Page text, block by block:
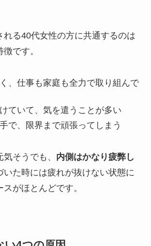
れる40代女性の方に共通するのは
です。
、仕事も家庭も全力で取り組んで
ていて、気を遣うことが多い
で、限界まで頑張ってしまう
そうでも、 内側はかなり疲弊し
いた時には疲れが抜けない状態に
がほとんどです。